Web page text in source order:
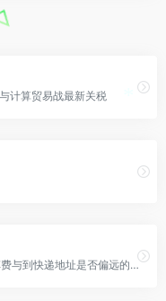
计算贸易战最新关税
做DDU,DDP到门必备 也是查询拖车费与到快递地址是否偏远的依据